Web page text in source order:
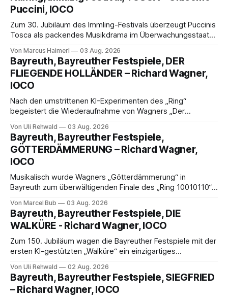
Puccini, IOCO
Zum 30. Jubiläum des Immling-Festivals überzeugt Puccinis
Tosca als packendes Musikdrama im Überwachungsstaat
spannend und werkgetreu, getragen von starken Solisten,
eindrucksvollen Projektionen und einer klangvollen
musikalischen Leitung.
Von Marcus Haimerl 03 Aug. 2026
Bayreuth, Bayreuther Festspiele, DER
FLIEGENDE HOLLÄNDER – Richard Wagner,
IOCO
Nach den umstrittenen KI-Experimenten des „Ring“
begeistert die Wiederaufnahme von Wagners „Der
Musik und einem neuen Traumpaar: Elisabeth Teige und
Nicholas Brownlee sorgen für einen der Höhepunkte der
Bayreuther Festspiele 2026.
Von Uli Rehwald 03 Aug. 2026
Bayreuth, Bayreuther Festspiele,
GÖTTERDÄMMERUNG – Richard Wagner,
IOCO
Musikalisch wurde Wagners „Götterdämmerung“ in
Bayreuth zum überwältigenden Finale des „Ring 10010110“:
exzellentes Sängerensemble begeisterten. Die KI-geprägte
szenische Umsetzung blieb hingegen auch im
Schlussabend weitgehend ohne Aussagekraft.
Von Marcel Bub 03 Aug. 2026
Bayreuth, Bayreuther Festspiele, DIE
WALKÜRE - Richard Wagner, IOCO
Zum 150. Jubiläum wagen die Bayreuther Festspiele mit der
ersten KI-gestützten „Walküre“ ein einzigartiges
musikalische Weltklasse mit Michael Volle, Camilla Nylund
und Christian Thielemann – ein Abend zwischen Faszination
und Überforderung.
Von Uli Rehwald 02 Aug. 2026
Bayreuth, Bayreuther Festspiele, SIEGFRIED
– Richard Wagner, IOCO